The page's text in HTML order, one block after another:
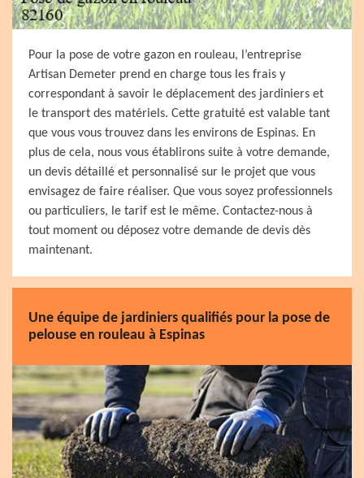
Pour la pose de votre gazon en rouleau, l’entreprise
Artisan Demeter prend en charge tous les frais y
correspondant à savoir le déplacement des jardiniers et
le transport des matériels. Cette gratuité est valable tant
que vous vous trouvez dans les environs de Espinas. En
plus de cela, nous vous établirons suite à votre demande,
un devis détaillé et personnalisé sur le projet que vous
envisagez de faire réaliser. Que vous soyez professionnels
ou particuliers, le tarif est le même. Contactez-nous à
tout moment ou déposez votre demande de devis dès
maintenant.
Une équipe de jardiniers qualifiés pour la pose de
pelouse en rouleau à Espinas